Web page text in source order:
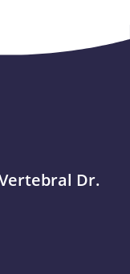
Dr.